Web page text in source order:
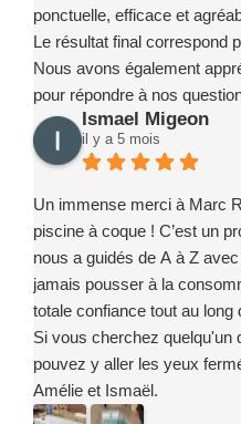
ponctuelle, efficace et
Le résultat final correspond
Nous avons également
pour répondre à nos
la prise en main de notre
Nous recommandons sans
Robin Piscines à toute
projet de piscine en toute
l’équipe pour votre sérieux,
votre travail.
Ismael Migeon
il y a 5 mois
Un immense merci à Marc
piscine à coque ! C’est un
nous a guidés de A à Z
jamais pousser à la
totale confiance tout au long
Si vous cherchez quelqu'un
pouvez y aller les yeux
Amélie et Ismaël.